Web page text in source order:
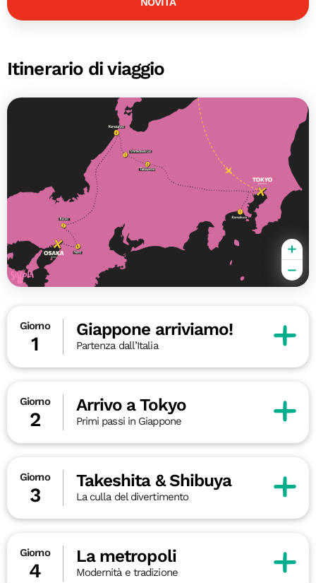
Itinerario di viaggio
Giorno
1
Giappone arriviamo!
Partenza dall’Italia
Giorno
2
Arrivo a Tokyo
Primi passi in Giappone
Giorno
3
Takeshita & Shibuya
La culla del divertimento
Giorno
4
La metropoli
Modernità e tradizione